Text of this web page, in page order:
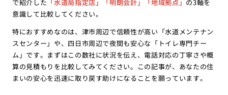
で紹介した 「水道局指定店」「明朗会計」「地域拠点」 の3軸を
意識して比較してください。
特におすすめなのは、津市周辺で信頼性が高い「水道メンテナン
スセンター」や、四日市周辺で夜間も安心な「トイレ専門チー
ム」です。まずはこの数社に状況を伝え、電話対応の丁寧さや概
算の見積もりを比較してみてください。この記事が、あなたの住
まいの安心を迅速に取り戻す助けになることを願っています。